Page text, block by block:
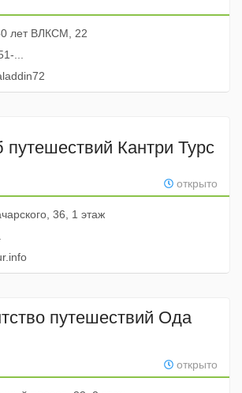
лет ВЛКСМ, 22
...
путешествий Кантри Турс
открыто
36, 1 этаж
путешествий Ода
открыто